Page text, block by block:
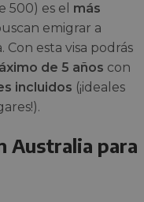
500) es el más
emigrar a
esta visa podrás
de 5 años con
incluidos (¡ideales
Australia para